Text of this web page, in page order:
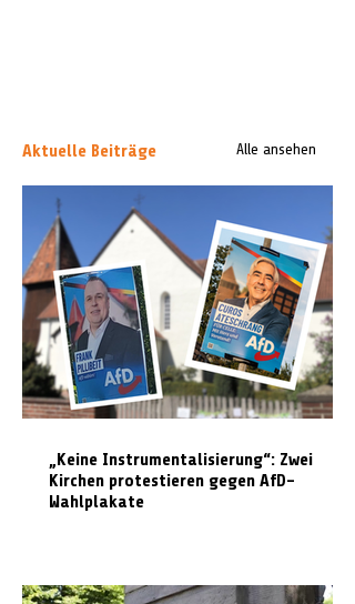
Aktuelle Beiträge Alle ansehen
„Keine Instrumentalisierung“: Zwei
Kirchen protestieren gegen AfD-
Wahlplakate